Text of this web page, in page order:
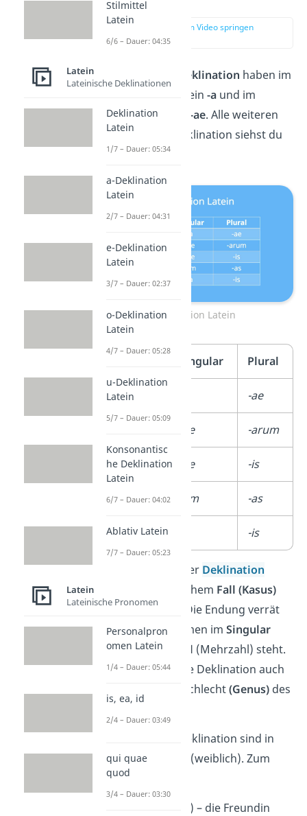
zur Stelle im Video springen
(00:15)
Die Nomen der a-Deklination haben im
Nominativ Singular ein -aund im
Genitiv Singular ein
-ae. Alle weiteren
Endungen
der a-Deklination siehst du
hier:
a-Deklination Latein
Singular Plural
Nominativ -ae
-ae -arum
Dativ -ae -is
Akkusativ -am -as
Ablativ -is
An den der Deklination
erkennst du, in welchem Fall (Kasus)
dein Nomen steht. Die Endung verrät
dir auch, ob ein Nomen im Singular
(Einzahl) oderPlural (Mehrzahl) steht.
Manchmal verrät die Deklination auch
etwas über das Geschlecht(Genus)des
Die Nomen der a-Deklination sind in
der RegelFeminina (weiblich). Zum
Beispiel:
(f) – die Freundin
Stilmittel
Latein
6/6 – Dauer: 04:35
Latein
Lateinische Deklinationen
Deklination
Latein
1/7 – Dauer: 05:34
a-Deklination
Latein
2/7 – Dauer: 04:31
e-Deklination
Latein
3/7 – Dauer: 02:37
o-Deklination
Latein
4/7 – Dauer: 05:28
u-Deklination
Latein
5/7 – Dauer: 05:09
Konsonantisc
he Deklination
Latein
6/7 – Dauer: 04:02
Ablativ Latein
7/7 – Dauer: 05:23
Latein
Lateinische Pronomen
Personalpron
omen Latein
1/4 – Dauer: 05:44
is, ea, id
2/4 – Dauer: 03:49
qui quae
quod
3/4 – Dauer: 03:30